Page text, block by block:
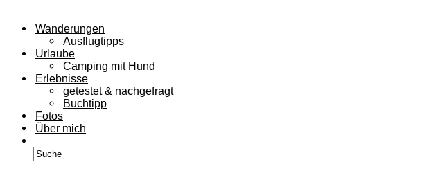
Wanderungen
Ausflugtipps
Urlaube
Camping mit Hund
Erlebnisse
getestet & nachgefragt
Buchtipp
Fotos
Über mich